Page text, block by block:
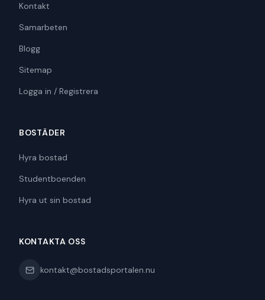
Kontakt
Samarbeten
Blogg
Sitemap
Logga in / Registrera
BOSTÄDER
Hyra bostad
Studentboenden
Hyra ut sin bostad
KONTAKTA OSS
kontakt@bostadsportalen.nu